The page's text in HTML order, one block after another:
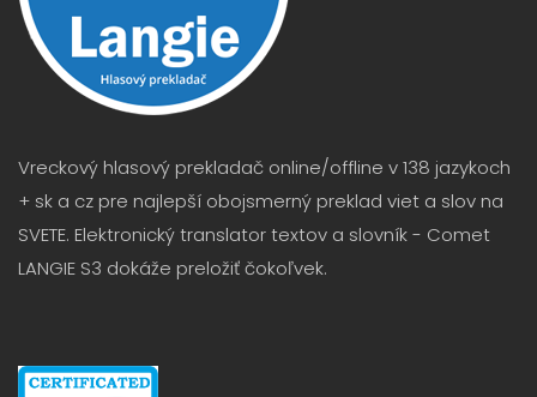
Vreckový hlasový prekladač online/offline v 138 jazykoch
+ sk a cz pre najlepší obojsmerný preklad viet a slov na
SVETE. Elektronický translator textov a slovník - Comet
LANGIE S3 dokáže preložiť čokoľvek.